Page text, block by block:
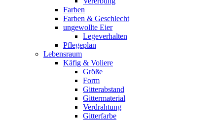
Farben
Farben & Geschlecht
ungewollte Eier
Legeverhalten
Pflegeplan
Lebensraum
Käfig & Voliere
Größe
Form
Gitterabstand
Gittermaterial
Verdrahtung
Gitterfarbe